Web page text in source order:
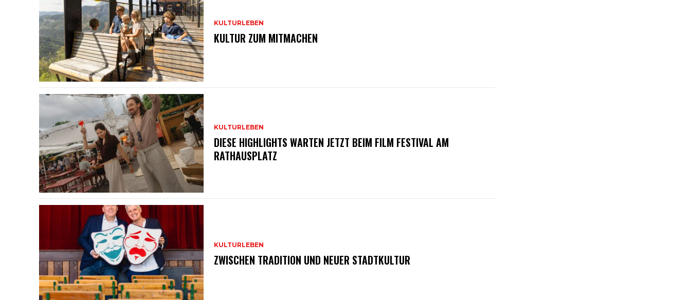
KULTURLEBEN
KULTUR ZUM MITMACHEN
KULTURLEBEN
DIESE HIGHLIGHTS WARTEN JETZT BEIM FILM FESTIVAL AM
RATHAUSPLATZ
KULTURLEBEN
ZWISCHEN TRADITION UND NEUER STADTKULTUR